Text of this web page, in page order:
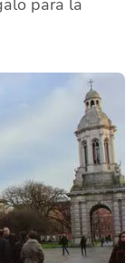
para la